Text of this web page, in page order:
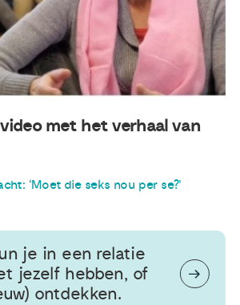
met het verhaal van
‘Moet die seks nou per se?’
je in een relatie
jezelf hebben, of
ontdekken.